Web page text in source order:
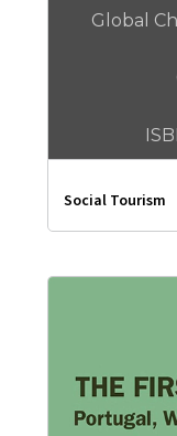
Global
Social Tourism